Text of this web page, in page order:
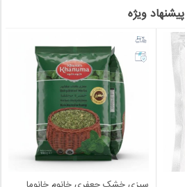
پیشنهاد ویژه